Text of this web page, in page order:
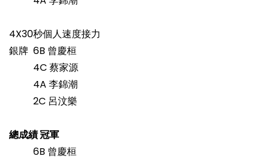
4X30秒個人速度接力
銀牌 6B 曾慶桓
4C 蔡家源
4A 李錦潮
2C 呂汶樂
總成績 冠軍
6B 曾慶桓